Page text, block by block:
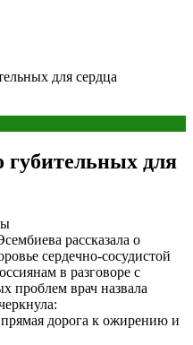
для сердца
губительных для
рассказала о
сердечно-сосудистой
в разговоре с
проблем врач назвала
дорога к ожирению и